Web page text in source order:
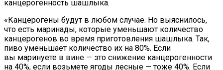
канцерогенность шашлыка.
«Канцерогены будут в любом случае. Но выяснилось,
что есть маринады, которые уменьшают количество
канцерогенов во время приготовления шашлыка. Так,
пиво уменьшает количество их на 80%. Если
вы маринуете в вине — это снижение канцерогенности
на 40%, если возьмете ягоды лесные — тоже 40%. Если